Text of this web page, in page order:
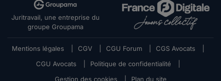
Juritravail, une entreprise du
groupe Groupama
Mentions légales CGV CGU Forum CGS Avocats
CGU Avocats
Politique de confidentialité
Gestion des cookies
Plan du site